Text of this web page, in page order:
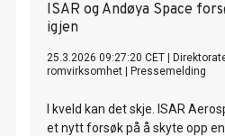
ISAR og Andøya Space
igjen
25.3.2026 09:27:20 CET
romvirksomhet
Pressemelding
I kveld kan det skje. ISAR
et nytt forsøk på å skyte opp en